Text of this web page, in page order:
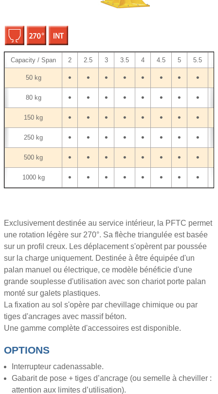
Capacity / Span 2 2.5 3 3.5 4 4.5 5 5.5
50 kg • • • • • • • •
80 kg • • • • • • • •
150 kg • • • • • • • •
250 kg • • • • • • • •
500 kg • • • • • • • •
1000 kg • • • • • • • •
Exclusivement destinée au service intérieur, la PFTC permet
une rotation légère sur 270°. Sa flèche triangulée est basée
sur un profil creux. Les déplacement s'opèrent par poussée
sur la charge uniquement. Destinée à être équipée d'un
palan manuel ou électrique, ce modèle bénéficie d'une
grande souplesse d'utilisation avec son chariot porte palan
monté sur galets plastiques.
La fixation au sol s'opère par chevillage chimique ou par
tiges d'ancrages avec massif béton.
Une gamme complète d'accessoires est disponible.
OPTIONS
Interrupteur cadenassable.
Gabarit de pose + tiges d’ancrage (ou semelle à cheviller :
attention aux limites d’utilisation).